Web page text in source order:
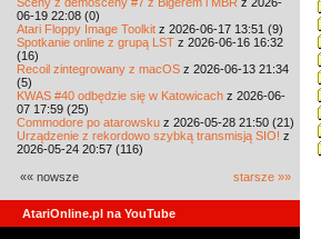
06-19 22:08 (0)
Atari Floppy Image Toolkit z 2026-06-17 13:51 (9)
Spotkanie online z grupą LST z 2026-06-16 16:32
(16)
Recoil zintegrowany z macOS z 2026-06-13 21:34
(5)
KWAS #40 odbędzie się w Katowicach z 2026-06-
07 17:59 (25)
Commodore po atarowsku z 2026-05-28 21:50 (21)
Urządzenie z rekordowo szybką transmisją SIO! z
2026-05-24 20:57 (116)
«« nowsze starsze »»
AtariOnline.pl na YouTube